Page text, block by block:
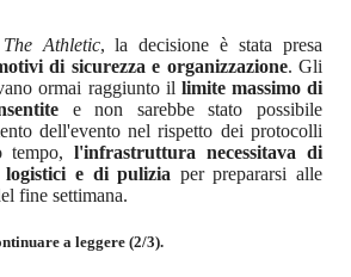
The Athletic, la decisione è stata presa
di sicurezza e organizzazione. Gli
ormai raggiunto il limite massimo di
e non sarebbe stato possibile
dell'evento nel rispetto dei protocolli
tempo,l'infrastruttura necessitava di
e di pulizia per prepararsi alle
fine settimana.
a leggere (2/3).